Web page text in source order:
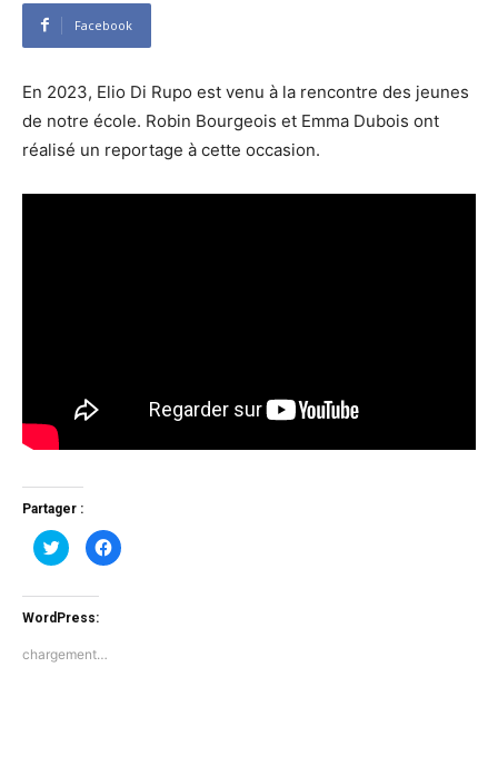
Facebook
En 2023, Elio Di Rupo est venu à la rencontre des jeunes
de notre école. Robin Bourgeois et Emma Dubois ont
réalisé un reportage à cette occasion.
Partager :
Cliquez
pour
partager
Twitter(ouvre
dans
une
fenêtre)
Cliquez
pour
WordPress:
chargement…